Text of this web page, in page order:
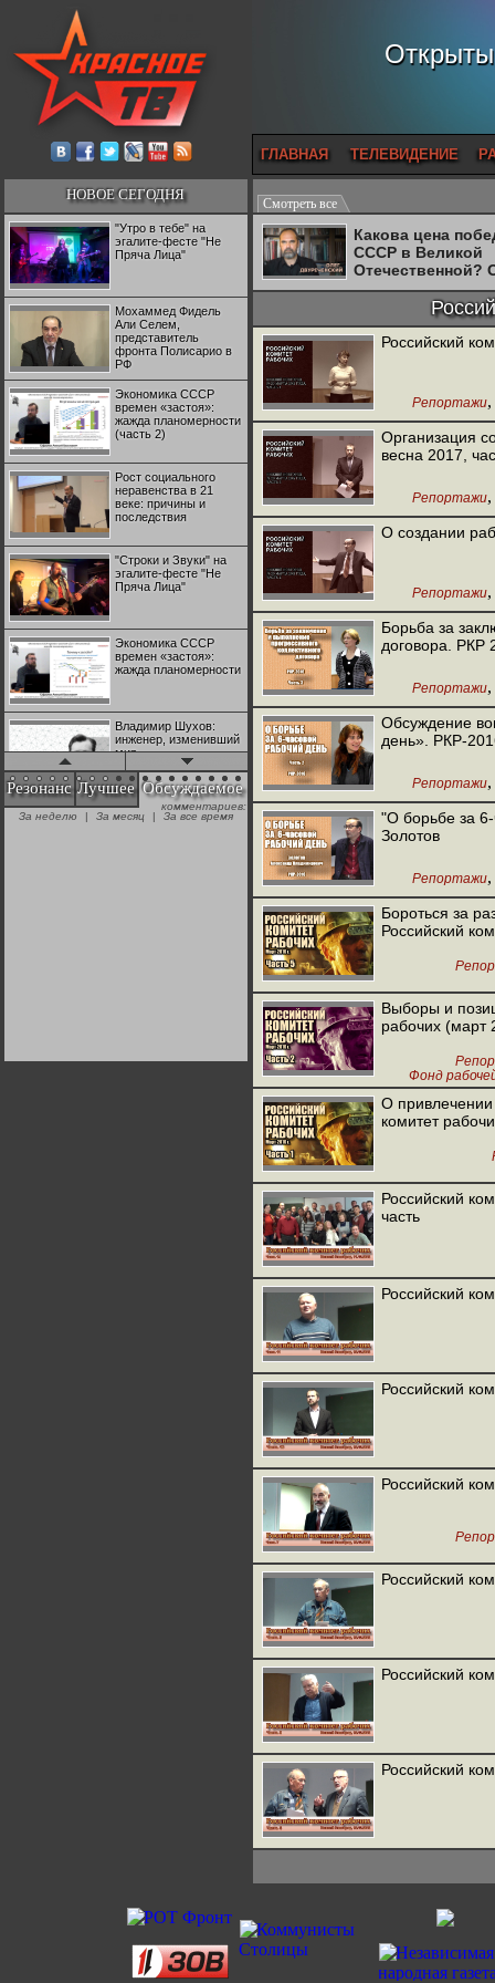
ГЛАВНАЯ ТЕЛЕВИДЕНИЕ
НОВОЕ СЕГОДНЯ
"Утро в тебе" на
эгалите-фесте "Не
Пряча Лица"
Мохаммед Фидель
Али Селем,
представитель
фронта Полисарио в
РФ
Экономика СССР
времен «застоя»:
жажда планомерности
(часть 2)
Рост социального
неравенства в 21
веке: причины и
последствия
"Строки и Звуки" на
эгалите-фесте "Не
Пряча Лица"
Экономика СССР
времен «застоя»:
жажда планомерности
Владимир Шухов:
инженер, изменивший
мир
"Аркадий Коц" на
эгалите-фесте "Не
Резонанс Лучшее Обсуждаемое
комментариев:
За неделю
| За месяц | За все время
Смотреть все
Какова цена
СССР в Великой
Отечественной?
Двуреченский о
потерянной
Российский
Репортажи,
Организация
весна 2017,
Репортажи,
О создании
Репортажи,
Борьба за
договора. РКР
Репортажи,
Обсуждение
день». РКР-
Репортажи,
"О борьбе за
Золотов
Репортажи,
Бороться за
Российский
Выборы и
рабочих (март
Фонд
О привлечении
комитет
Российский
часть
Российский
Российский
Российский
Российский
Российский
Российский